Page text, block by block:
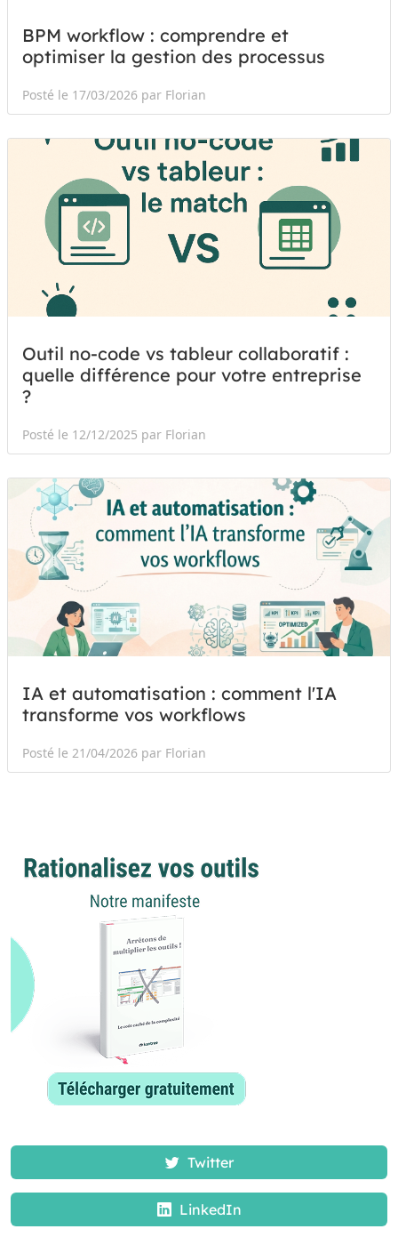
BPM workflow : comprendre et
optimiser la gestion des processus
Posté le 17/03/2026 par Florian
Outil no-code vs tableur collaboratif :
quelle différence pour votre entreprise
?
Posté le 12/12/2025 par Florian
IA et automatisation : comment l'IA
transforme vos workflows
Posté le 21/04/2026 par Florian
Twitter
LinkedIn